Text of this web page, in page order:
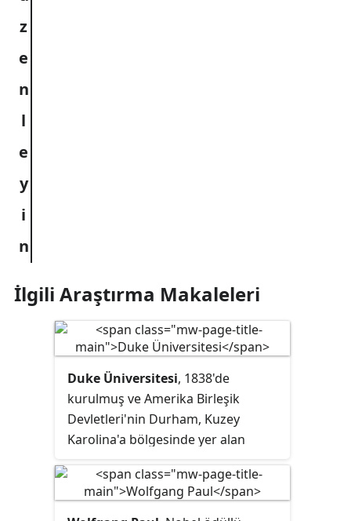
İlgili Araştırma Makaleleri
Duke Üniversitesi, 1838'de
kurulmuş ve Amerika Birleşik
Devletleri'nin Durham, Kuzey
Karolina'a bölgesinde yer alan